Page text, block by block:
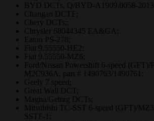
BYD DCTs, Q/BYD-A1909.0058-2013;
Changan DCTF;
Chery DCTs;;
Chrysler 68044345 EA&GA;
Eaton PS-278;
Fiat 9.55550-HE2;
Fiat 9.55550-MZ6;
Ford/Nissan Powershift 6-speed (GFT)/
M2C936A, part # 1490763/1490761;
Geely 7 speed;
Great Wall DCT;
Magna/Getrag DCTs;
Mitsubishi TC-SST 6-speed (GFT)/
SSTF-1;